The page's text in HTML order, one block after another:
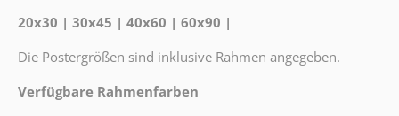
20x30 | 30x45 | 40x60 | 60x90 |
Die Postergrößen sind inklusive Rahmen angegeben.
Verfügbare Rahmenfarben